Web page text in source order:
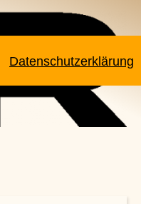
Datenschutzerklärung